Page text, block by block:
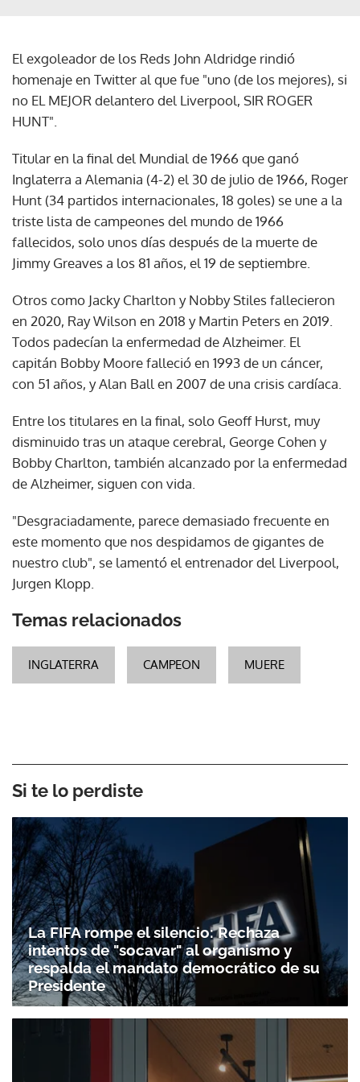
El exgoleador de los Reds John Aldridge rindió
homenaje en Twitter al que fue "uno (de los mejores), si
no EL MEJOR delantero del Liverpool, SIR ROGER
HUNT".
Titular en la final del Mundial de 1966 que ganó
Inglaterra a Alemania (4-2) el 30 de julio de 1966, Roger
Hunt (34 partidos internacionales, 18 goles) se une a la
triste lista de campeones del mundo de 1966
fallecidos, solo unos días después de la muerte de
Jimmy Greaves a los 81 años, el 19 de septiembre.
Otros como Jacky Charlton y Nobby Stiles fallecieron
en 2020, Ray Wilson en 2018 y Martin Peters en 2019.
Todos padecían la enfermedad de Alzheimer. El
capitán Bobby Moore falleció en 1993 de un cáncer,
con 51 años, y Alan Ball en 2007 de una crisis cardíaca.
Entre los titulares en la final, solo Geoff Hurst, muy
disminuido tras un ataque cerebral, George Cohen y
Bobby Charlton, también alcanzado por la enfermedad
de Alzheimer, siguen con vida.
"Desgraciadamente, parece demasiado frecuente en
este momento que nos despidamos de gigantes de
nuestro club", se lamentó el entrenador del Liverpool,
Jurgen Klopp.
Temas relacionados
INGLATERRA CAMPEON MUERE
Si te lo perdiste
La FIFA rompe el silencio: Rechaza
intentos de "socavar" al organismo y
respalda el mandato democrático de su
Presidente